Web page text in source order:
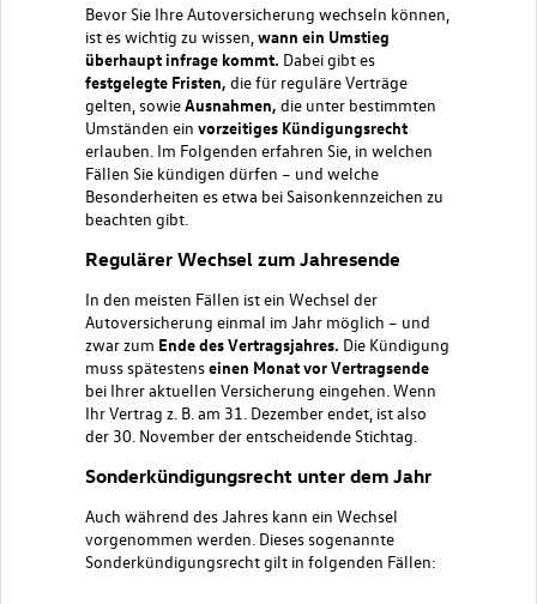
Bevor Sie Ihre Autoversicherung wechseln können,
ist es wichtig zu wissen, wann ein Umstieg
überhaupt infrage kommt. Dabei gibt es
festgelegte Fristen, die für reguläre Verträge
gelten, sowie Ausnahmen, die unter bestimmten
Umständen ein vorzeitiges Kündigungsrecht
erlauben. Im Folgenden erfahren Sie, in welchen
Fällen Sie kündigen dürfen – und welche
Besonderheiten es etwa bei Saisonkennzeichen zu
beachten gibt.
Regulärer Wechsel zum Jahresende
In den meisten Fällen ist ein Wechsel der
Autoversicherung einmal im Jahr möglich – und
zwar zum Ende des Vertragsjahres. Die Kündigung
muss spätestenseinen Monat vor Vertragsende
bei Ihrer aktuellen Versicherung eingehen. Wenn
Ihr Vertrag z. B. am 31. Dezember endet, ist also
der 30. November der entscheidende Stichtag.
Sonderkündigungsrecht unter dem Jahr
Auch während des Jahres kann ein Wechsel
vorgenommen werden. Dieses sogenannte
Sonderkündigungsrecht gilt in folgenden Fällen: